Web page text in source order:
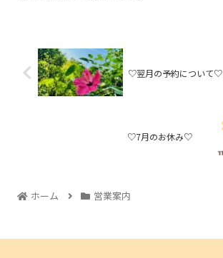
♡翌月の予約について♡
♡7月のお休み♡
ホーム 営業案内